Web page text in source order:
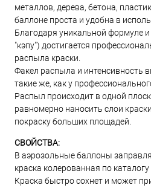
металлов, дерева, бетона,
баллоне проста и удобна в
Благодаря уникальной формуле
"кэпу") достигается
распыла краски.
Факел распыла и интенсивность
такие же, как у
Распыл происходит в одной
равномерно наносить слои
покраску больших площадей.
СВОЙСТВА:
В аэрозольные баллоны
краска колерованная по каталогу
Краска быстро сохнет и может